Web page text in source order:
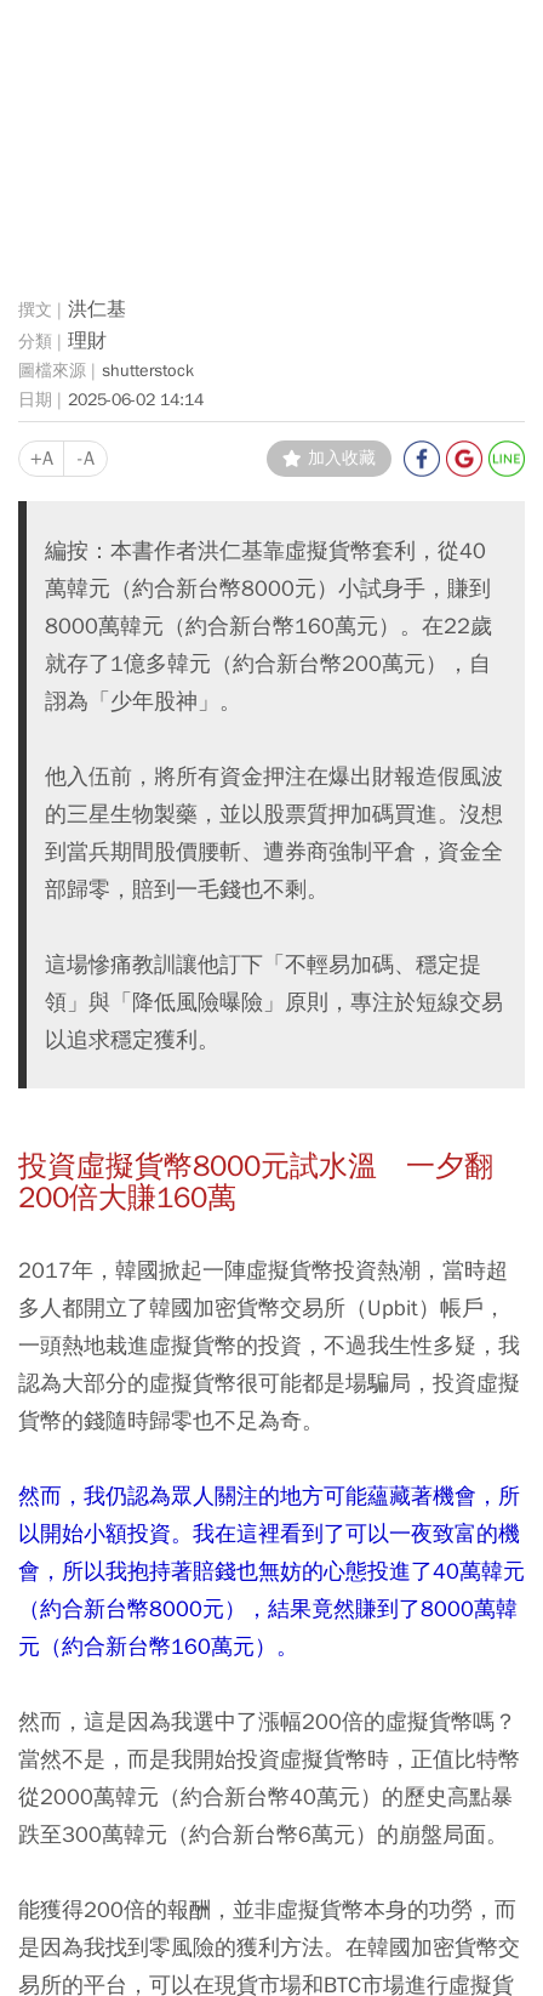
洪仁基
理財
shutterstock
2025-06-02 14:14
+A -A 加入收藏
編按：本書作者洪仁基靠虛擬貨幣套利，從40
萬韓元（約合新台幣8000元）小試身手，賺到
8000萬韓元（約合新台幣160萬元）。在22歲
就存了1億多韓元（約合新台幣200萬元），自
詡為「少年股神」。
他入伍前，將所有資金押注在爆出財報造假風波
的三星生物製藥，並以股票質押加碼買進。沒想
到當兵期間股價腰斬、遭券商強制平倉，資金全
部歸零，賠到一毛錢也不剩。
這場慘痛教訓讓他訂下「不輕易加碼、穩定提
領」與「降低風險曝險」原則，專注於短線交易
以追求穩定獲利。
投資虛擬貨幣8000元試水溫 一夕翻
200倍大賺160萬
2017年，韓國掀起一陣虛擬貨幣投資熱潮，當時超
多人都開立了韓國加密貨幣交易所（Upbit）帳戶，
一頭熱地栽進虛擬貨幣的投資，不過我生性多疑，我
認為大部分的虛擬貨幣很可能都是場騙局，投資虛擬
貨幣的錢隨時歸零也不足為奇。
然而，我仍認為眾人關注的地方可能蘊藏著機會，所
以開始小額投資。我在這裡看到了可以一夜致富的機
會，所以我抱持著賠錢也無妨的心態投進了40萬韓元
（約合新台幣8000元），結果竟然賺到了8000萬韓
元（約合新台幣160萬元）。
然而，這是因為我選中了漲幅200倍的虛擬貨幣嗎？
當然不是，而是我開始投資虛擬貨幣時，正值比特幣
從2000萬韓元（約合新台幣40萬元）的歷史高點暴
跌至300萬韓元（約合新台幣6萬元）的崩盤局面。
能獲得200倍的報酬，並非虛擬貨幣本身的功勞，而
是因為我找到零風險的獲利方法。在韓國加密貨幣交
易所的平台，可以在現貨市場和BTC市場進行虛擬貨